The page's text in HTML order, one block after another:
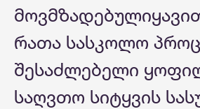
რათა სასკოლო
შესაძლებელი
საღვთო სიტყვის